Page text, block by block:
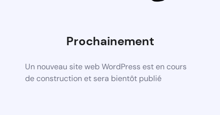
Prochainement
Un nouveau site web WordPress est en cours
de construction et sera bientôt publié